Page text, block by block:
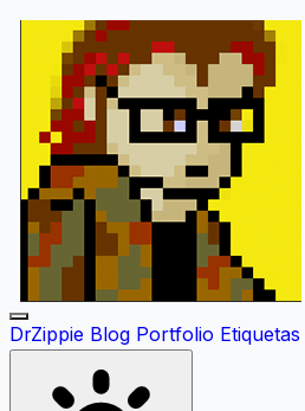
DrZippie Blog Portfolio Etiquetas